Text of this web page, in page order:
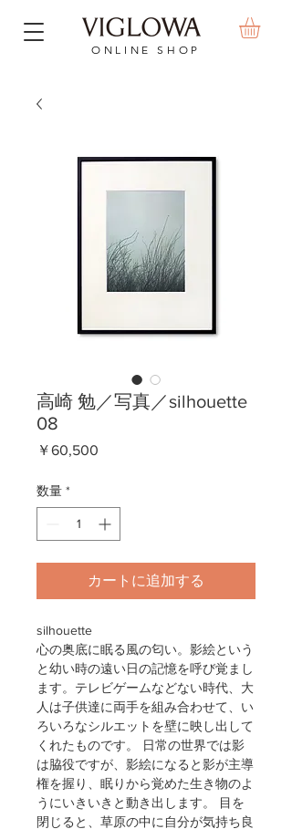
ONLINE SHOP
高崎 勉／写真／silhouette
08
￥60,500
数量 *
カートに追加する
silhouette
心の奥底に眠る風の匂い。影絵という
と幼い時の遠い日の記憶を呼び覚まし
ます。テレビゲームなどない時代、大
人は子供達に両手を組み合わせて、い
ろいろなシルエットを壁に映し出して
くれたものです。 日常の世界では影
は脇役ですが、影絵になると影が主導
権を握り、眠りから覚めた生き物のよ
うにいきいきと動き出します。 目を
閉じると、草原の中に自分が気持ち良